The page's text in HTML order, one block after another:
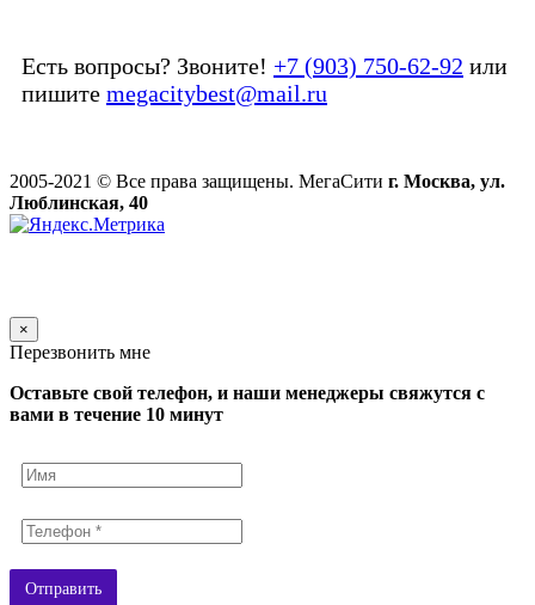
Есть вопросы? Звоните! +7 (903) 750-62-92 или
пишите megacitybest@mail.ru
2005-2021 © Все права защищены. МегаСити г. Москва, ул.
Люблинская, 40
×
Перезвонить мне
Оставьте свой телефон, и наши менеджеры свяжутся с
вами в течение 10 минут
Отправить